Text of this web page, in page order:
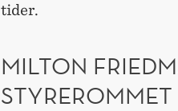
tider.
MILTON
STYREROMMET